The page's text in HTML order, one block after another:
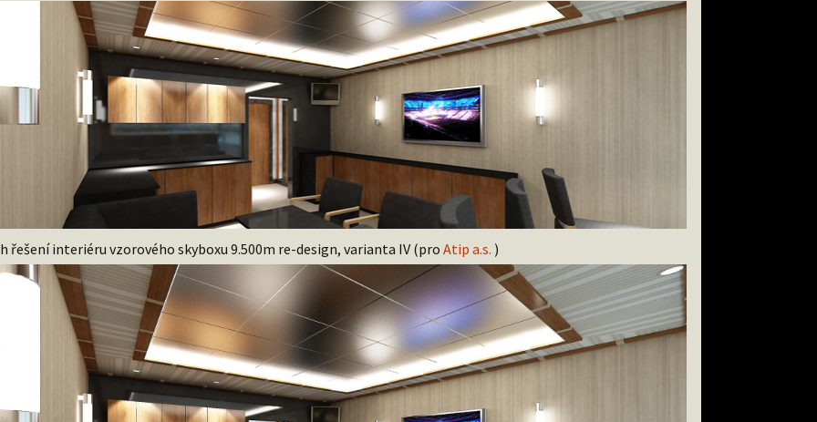
řešení interiéru vzorového skyboxu 9.500m re-design, varianta IV (proAtip a.s. )